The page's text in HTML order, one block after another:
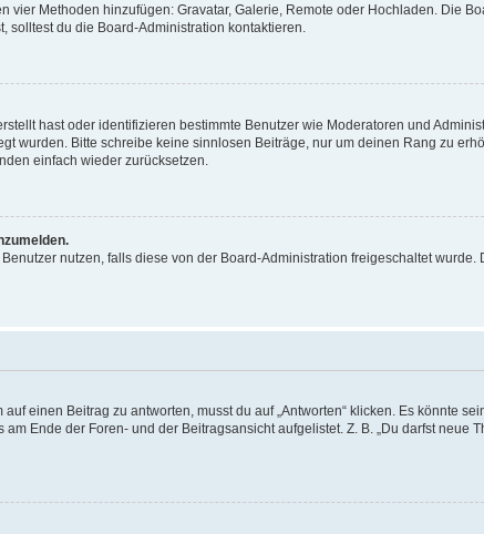
Methoden hinzufügen: Gravatar, Galerie, Remote oder Hochladen. Die
solltest du die Board-Administration kontaktieren.
hast oder identifizieren bestimmte Benutzer wie Moderatoren und
wurden. Bitte schreibe keine sinnlosen Beiträge, nur um deinen Rang zu
einfach wieder zurücksetzen.
nutzen, falls diese von der Board-Administration freigeschaltet wurde.
einen Beitrag zu antworten, musst du auf „Antworten“ klicken. Es könnte
Ende der Foren- und der Beitragsansicht aufgelistet. Z. B. „Du darfst neue